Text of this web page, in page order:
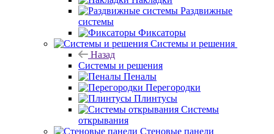
Раздвижные
системы
Фиксаторы
Системы и решения
Назад
Системы и решения
Пеналы
Перегородки
Плинтусы
Системы
открывания
Стеновые панели